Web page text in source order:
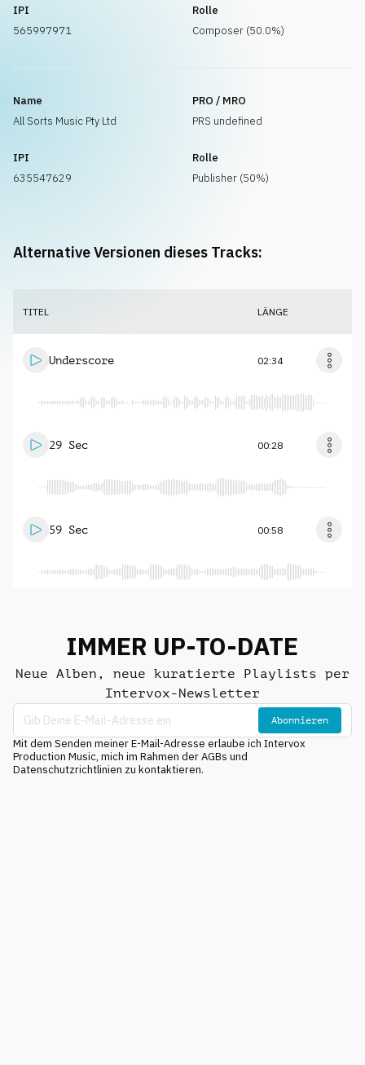
IPI
565997971
Rolle
Composer (50.0%)
Name
All Sorts Music Pty Ltd
PRO / MRO
PRS undefined
IPI
635547629
Rolle
Publisher (50%)
Alternative Versionen dieses Tracks:
TITEL LÄNGE
Underscore 02:34
29 Sec 00:28
59 Sec 00:58
IMMER UP-TO-DATE
Neue Alben, neue kuratierte Playlists per
Intervox-Newsletter
Abonnieren
Mit dem Senden meiner E-Mail-Adresse erlaube ich Intervox
Production Music, mich im Rahmen der AGBs und
Datenschutzrichtlinien zu kontaktieren.